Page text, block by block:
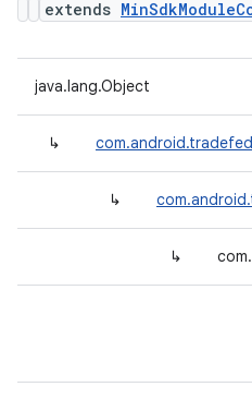
extends
java.lang.Object
↳
↳
↳